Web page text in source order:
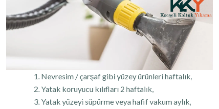
Nevresim / çarşaf gibi yüzey ürünleri haftalık,
Yatak koruyucu kılıfları 2 haftalık,
Yatak yüzeyi süpürme veya hafif vakum aylık,